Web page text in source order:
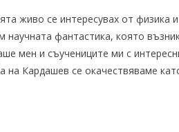
живо се интересувах от физика
фантастика, която
мен и съучениците ми с
Кардашев се окачествяваме